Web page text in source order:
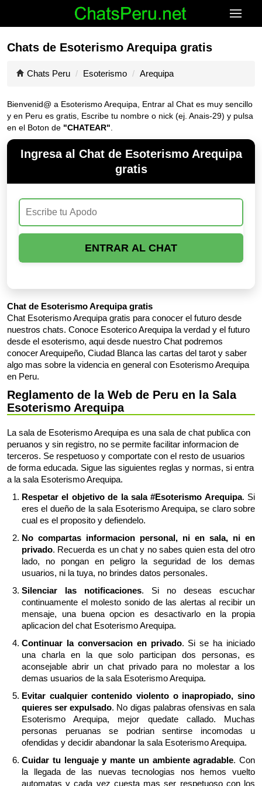
Chats de Esoterismo Arequipa gratis
Chats Peru Esoterismo Arequipa
Bienvenid@ a Esoterismo Arequipa, Entrar al Chat es muy sencillo
y en Peru es gratis, Escribe tu nombre o nick (ej. Anais-29) y pulsa
en el Boton de "CHATEAR"
Ingresa al Chat de Esoterismo Arequipa
gratis
ENTRAR AL CHAT
Chat de Esoterismo Arequipa gratis
Chat Esoterismo Arequipa gratis para conocer el futuro desde
nuestros chats. Conoce Esoterico Arequipa la verdad y el futuro
desde el esoterismo, aqui desde nuestro Chat podremos
conocer Arequipeño, Ciudad Blanca las cartas del tarot y saber
algo mas sobre la videncia en general con Esoterismo Arequipa
en Peru.
Reglamento de la Web de Peru en la Sala
Esoterismo Arequipa
La sala de Esoterismo Arequipa es una sala de chat publica con
peruanos y sin registro, no se permite facilitar informacion de
terceros. Se respetuoso y comportate con el resto de usuarios
de forma educada. Sigue las siguientes reglas y normas, si entra
a la sala Esoterismo Arequipa.
Respetar el objetivo de la sala #Esoterismo Arequipa. Si
eres el dueño de la sala Esoterismo Arequipa, se claro sobre
cual es el proposito y defiendelo.
No compartas informacion personal, ni en sala, ni en
privado. Recuerda es un chat y no sabes quien esta del otro
lado, no pongan en peligro la seguridad de los demas
usuarios, ni la tuya, no brindes datos personales.
Silenciar las notificaciones. Si no deseas escuchar
continuamente el molesto sonido de las alertas al recibir un
mensaje, una buena opcion es desactivarlo en la propia
aplicacion del chat Esoterismo Arequipa.
Continuar la conversacion en privado. Si se ha iniciado
una charla en la que solo participan dos personas, es
aconsejable abrir un chat privado para no molestar a los
demas usuarios de la sala Esoterismo Arequipa.
Evitar cualquier contenido violento o inapropiado, sino
quieres ser expulsado. No digas palabras ofensivas en sala
Esoterismo Arequipa, mejor quedate callado. Muchas
personas peruanas se podrian sentirse incomodas u
ofendidas y decidir abandonar la sala Esoterismo Arequipa.
Cuidar tu lenguaje y mante un ambiente agradable. Con
la llegada de las nuevas tecnologias nos hemos vuelto
automatas y cada vez cuesta mas ser respetuoso con los